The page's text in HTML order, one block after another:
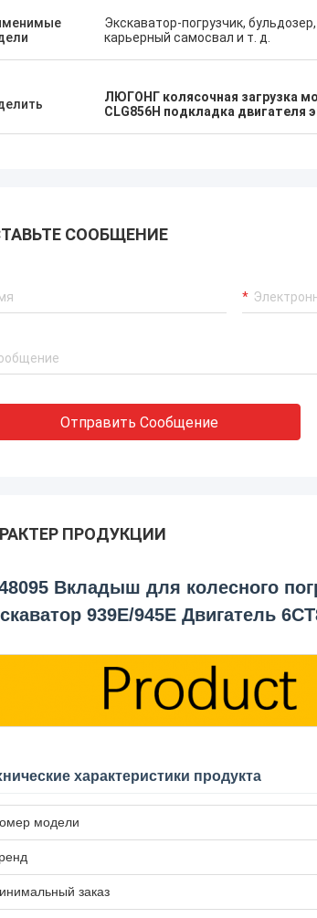
Экскаватор-погрузчик, бульдозер,
карьерный самосвал и т. д.
ЛЮГОНГ колясочная загрузка
CLG856H подкладка двигателя
СООБЩЕНИЕ
Отправить Сообщение
ПРОДУКЦИИ
Вкладыш для колесного
939E/945E Двигатель
характеристики продукта
модели
заказ